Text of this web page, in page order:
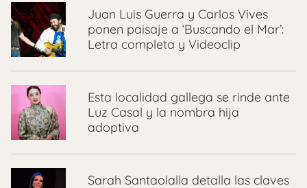
Juan Luis Guerra y Carlos Vives
ponen paisaje a ‘Buscando el Mar’:
Letra completa y Videoclip
Esta localidad gallega se rinde ante
Luz Casal y la nombra hija
adoptiva
Sarah Santaolalla detalla las claves